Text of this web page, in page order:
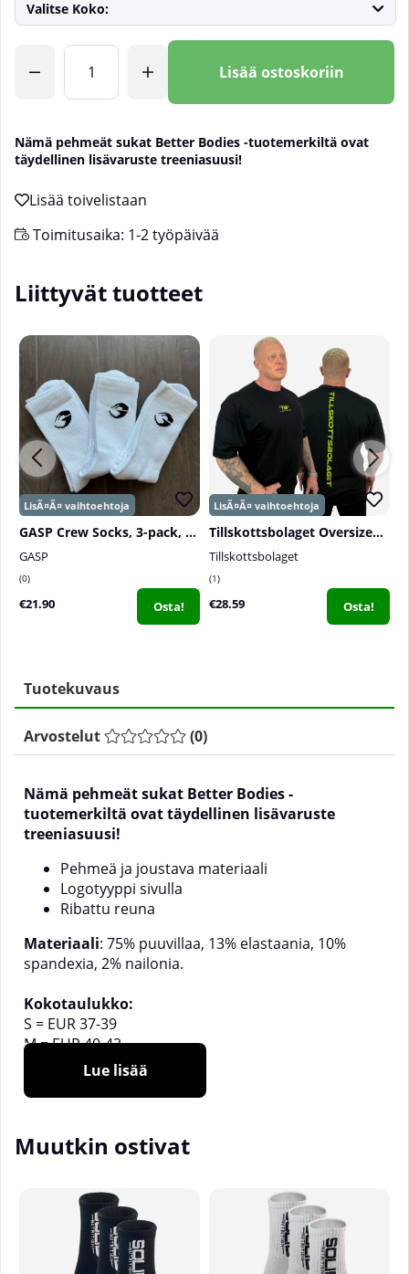
Valitse Koko:
Lisää ostoskoriin
Nämä pehmeät sukat Better Bodies -tuotemerkiltä ovat
täydellinen lisävaruste treeniasuusi!
Toimitusaika: 1-2 työpäivää
Liittyvät tuotteet
GASP Crew Socks, 3-pack, White
GASP
0
€21.90 Osta!
Tillskottsbolaget Oversized Tee, black
Tillskottsbolaget
1
€28.59 Osta!
Tuotekuvaus
Arvostelut (0)
Nämä pehmeät sukat Better Bodies -
tuotemerkiltä ovat täydellinen lisävaruste
treeniasuusi!
Pehmeä ja joustava materiaali
Logotyyppi sivulla
Ribattu reuna
Materiaali: 75% puuvillaa, 13% elastaania, 10%
spandexia, 2% nailonia.
Kokotaulukko:
S = EUR 37-39
M = EUR 40-42
L = EUR 43-45Lue lisää
Muutkin ostivat